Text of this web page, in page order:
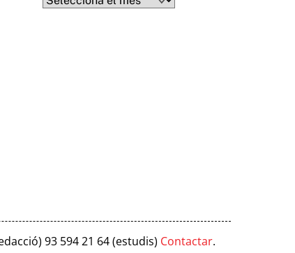
93 594 21 64 (estudis) Contactar.